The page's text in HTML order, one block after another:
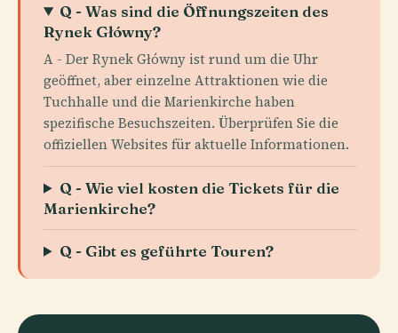
Q - Was sind die Öffnungszeiten des
Rynek Główny?
A - Der Rynek Główny ist rund um die Uhr
geöffnet, aber einzelne Attraktionen wie die
Tuchhalle und die Marienkirche haben
spezifische Besuchszeiten. Überprüfen Sie die
offiziellen Websites für aktuelle Informationen.
Q - Wie viel kosten die Tickets für die
Marienkirche?
Q - Gibt es geführte Touren?